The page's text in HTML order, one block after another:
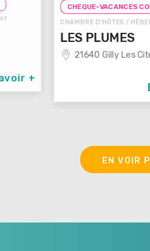
+
CHEQUE-VACANCES
CHAMBRE D'HÔTES /
LES PLUMES
21640 Gilly Les
EN VOIR